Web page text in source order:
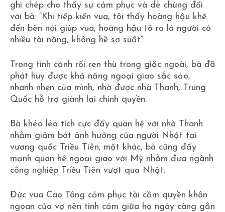
ghi chép cho thấy sự cảm phục và dè chừng đối
với bà: “Khi tiếp kiến vua, tôi thấy hoàng hậu khẽ
đến bên nói giúp vua, hoàng hậu tỏ ra là người có
nhiều tài năng, không hề sơ suất”.
Trong tình cảnh rối ren thù trong giặc ngoài, bà đã
phát huy được khả năng ngoại giao sắc sảo,
nhanh nhẹn của mình, nhờ được nhà Thanh, Trung
Quốc hỗ trợ giành lại chính quyền.
Bà khéo léo tích cực đẩy quan hệ với nhà Thanh
nhằm giảm bớt ảnh hưởng của người Nhật tại
vương quốc Triều Tiên; mặt khác, bà cũng đẩy
mạnh quan hệ ngoại giao với Mỹ nhằm đưa ngành
công nghiệp Triều Tiên vượt qua Nhật.
Đức vua Cao Tông cảm phục tài cầm quyền khôn
ngoan của vợ nên tình cảm giữa họ ngày càng gắn